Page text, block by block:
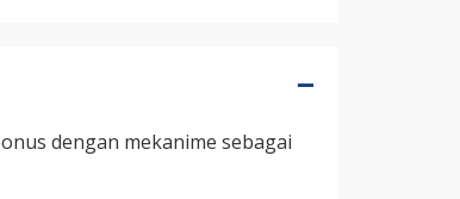
dengan mekanime sebagai